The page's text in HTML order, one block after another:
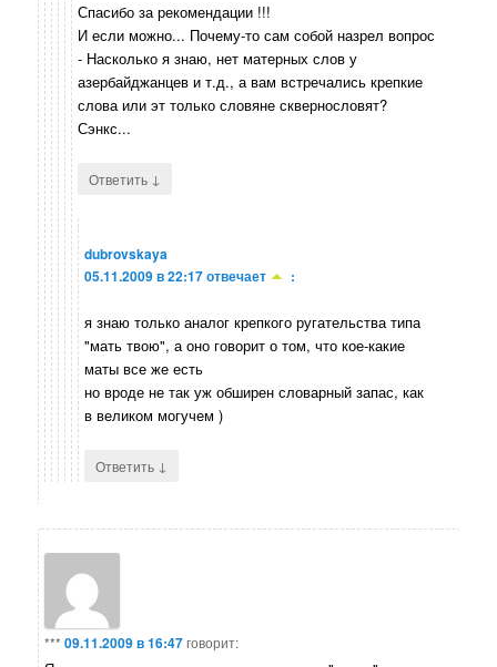
Спасибо за рекомендации !!!
И если можно... Почему-то сам собой назрел вопрос
- Насколько я знаю, нет матерных слов у
азербайджанцев и т.д., а вам встречались крепкие
слова или эт только словяне сквернословят?
Сэнкс...
Ответить ↓
dubrovskaya
05.11.2009 в 22:17отвечает :
я знаю только аналог крепкого ругательства типа
"мать твою", а оно говорит о том, что кое-какие
маты все же есть
но вроде не так уж обширен словарный запас, как
в великом могучем )
Ответить ↓
*** 09.11.2009 в 16:47говорит: